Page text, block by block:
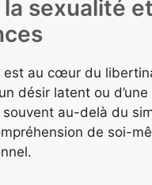
sexualité
est au cœur du
désir latent ou
au-delà du
de soi-